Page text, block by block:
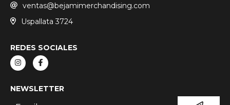
ventas@bejamimerchandising.com
Uspallata 3724
REDES SOCIALES
NEWSLETTER